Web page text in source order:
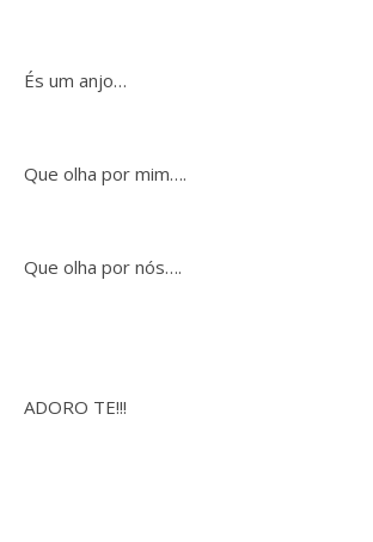
És um anjo…
Que olha por mim….
Que olha por nós….
ADORO TE!!!